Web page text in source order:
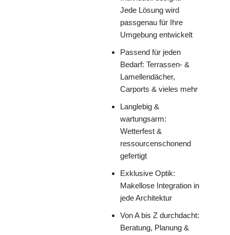
Jede Lösung wird
passgenau für Ihre
Umgebung entwickelt
Passend für jeden
Bedarf: Terrassen- &
Lamellendächer,
Carports & vieles mehr
Langlebig &
wartungsarm:
Wetterfest &
ressourcenschonend
gefertigt
Exklusive Optik:
Makellose Integration in
jede Architektur
Von A bis Z durchdacht:
Beratung, Planung &